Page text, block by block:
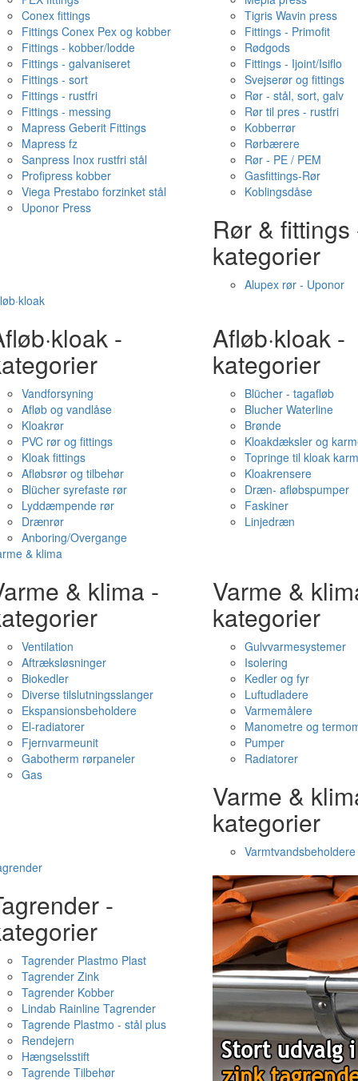
Conex fittings
Fittings Conex Pex og kobber
Fittings - kobber/lodde
Fittings - galvaniseret
Fittings - sort
Fittings - rustfri
Fittings - messing
Mapress Geberit Fittings
Mapress fz
Sanpress Inox rustfri stål
Profipress kobber
Viega Prestabo forzinket stål
Uponor Press
Tigris Wavin press
Fittings - Primofit
Rødgods
Fittings - Ijoint/Isiflo
Svejserør og fittings
Rør - stål, sort, galv
Rør til pres - rustfri
Kobberrør
Rørbærere
Rør - PE / PEM
Gasfittings-Rør
Koblingsdåse
Rør & fittings
kategorier
Alupex rør - Uponor
-
Vandforsyning
Afløb og vandlåse
Kloakrør
PVC rør og fittings
Kloak fittings
Afløbsrør og tilbehør
Blücher syrefaste rør
Lyddæmpende rør
Drænrør
Anboring/Overgange
Afløb·kloak -
kategorier
Blücher - tagafløb
Blucher Waterline
Brønde
Kloakdæksler og
Topringe til kloak
Kloakrensere
Dræn- afløbspumper
Faskiner
Linjedræn
& klima
& klima -
Ventilation
Aftræksløsninger
Biokedler
Diverse tilslutningsslanger
Ekspansionsbeholdere
El-radiatorer
Fjernvarmeunit
Gabotherm rørpaneler
Gas
Varme &
kategorier
Gulvvarmesystemer
Isolering
Kedler og fyr
Luftudladere
Varmemålere
Manometre og
Pumper
Radiatorer
Varme &
kategorier
Varmtvandsbeholdere
-
Tagrender Plastmo Plast
Tagrender Zink
Tagrender Kobber
Lindab Rainline Tagrender
Tagrende Plastmo - stål plus
Rendejern
Hængselsstift
Tagrende Tilbehør